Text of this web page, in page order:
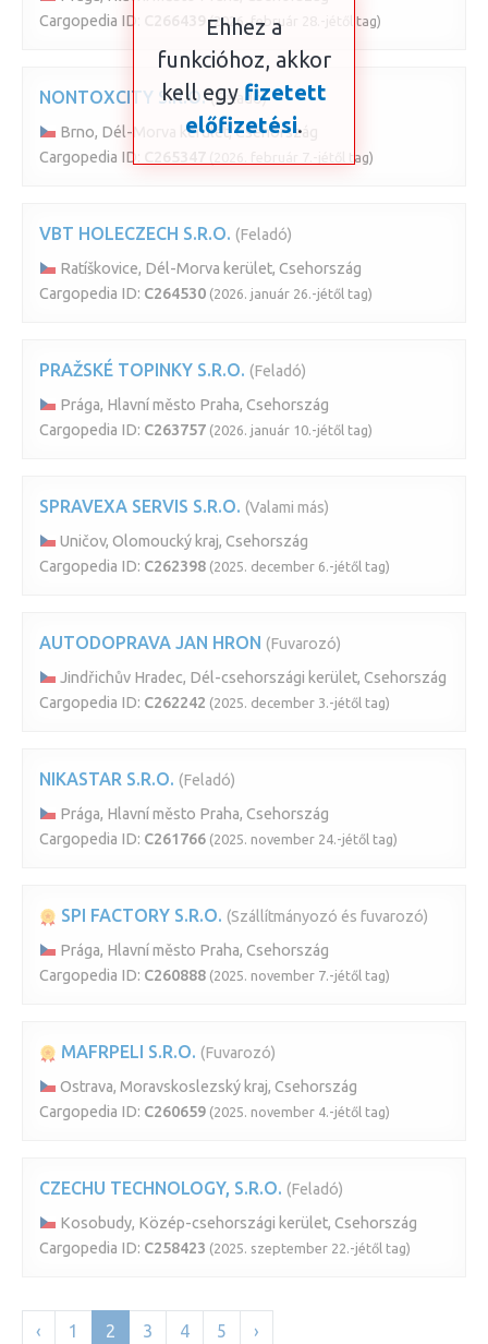
Cargopedia ID:
(2026. február 28.-jétől tag)
NONTOXCITY S.R.O. (Feladó)
Brno, Dél-Morva kerület, Csehország
Cargopedia ID:
(2026. február 7.-jétől tag)
VBT HOLECZECH S.R.O. (Feladó)
Ratíškovice, Dél-Morva kerület, Csehország
Cargopedia ID: C264530 (2026. január 26.-jétől tag)
PRAŽSKÉ TOPINKY S.R.O. (Feladó)
Prága, Hlavní město Praha, Csehország
Cargopedia ID: C263757 (2026. január 10.-jétől tag)
SPRAVEXA SERVIS S.R.O. (Valami más)
Uničov, Olomoucký kraj, Csehország
Cargopedia ID: C262398 (2025. december 6.-jétől tag)
AUTODOPRAVA JAN HRON (Fuvarozó)
Jindřichův Hradec, Dél-csehországi kerület, Csehország
Cargopedia ID: C262242 (2025. december 3.-jétől tag)
NIKASTAR S.R.O. (Feladó)
Prága, Hlavní město Praha, Csehország
Cargopedia ID: C261766 (2025. november 24.-jétől tag)
SPI FACTORY S.R.O. (Szállítmányozó és fuvarozó)
Prága, Hlavní město Praha, Csehország
Cargopedia ID: C260888 (2025. november 7.-jétől tag)
MAFRPELI S.R.O. (Fuvarozó)
Ostrava, Moravskoslezský kraj, Csehország
Cargopedia ID: C260659 (2025. november 4.-jétől tag)
CZECHU TECHNOLOGY, S.R.O. (Feladó)
Kosobudy, Közép-csehországi kerület, Csehország
Cargopedia ID: C258423 (2025. szeptember 22.-jétől tag)
‹ 1 2 3 4 5 ›
Ehhez a
funkcióhoz, akkor
kell egy fizetett
előfizetési.